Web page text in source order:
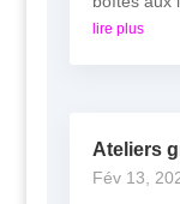
lire plus
Ateliers
Fév 13,